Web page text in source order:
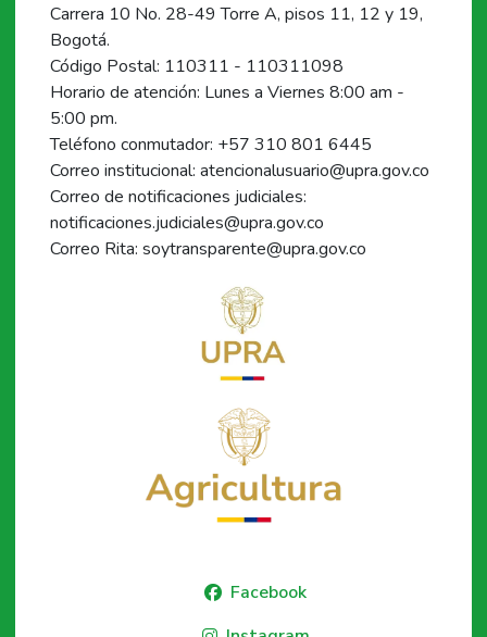
Carrera 10 No. 28-49 Torre A, pisos 11, 12 y 19,
Bogotá.
Código Postal: 110311 - 110311098
Horario de atención: Lunes a Viernes 8:00 am -
5:00 pm.
Teléfono conmutador: +57 310 801 6445
Correo institucional: atencionalusuario@upra.gov.co
Correo de notificaciones judiciales:
notificaciones.judiciales@upra.gov.co
Correo Rita: soytransparente@upra.gov.co
Facebook